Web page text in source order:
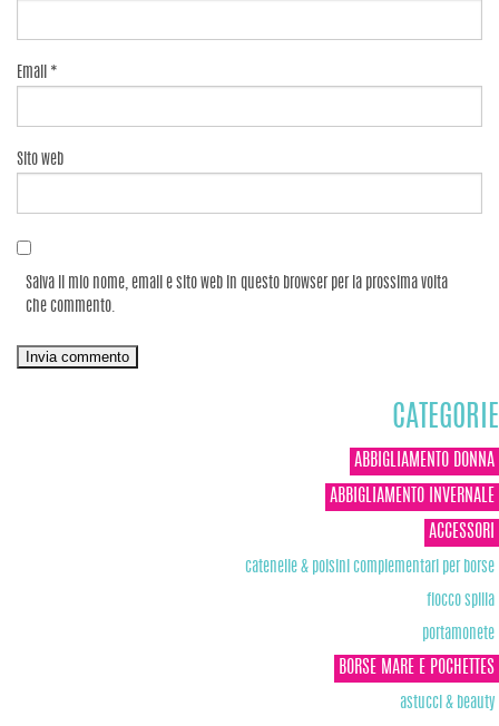
Email *
Sito web
Salva il mio nome, email e sito web in questo browser per la prossima volta
che commento.
CATEGORIE
ABBIGLIAMENTO DONNA
ABBIGLIAMENTO INVERNALE
ACCESSORI
catenelle & polsini complementari per borse
fiocco spilla
portamonete
BORSE MARE E POCHETTES
astucci & beauty